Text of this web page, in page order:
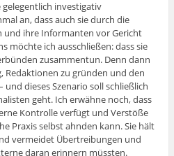
investigativ
an, dass auch sie durch die
und ihre Informanten vor Gericht
möchte ich ausschließen: dass sie
zusammentun. Denn dann
Redaktionen zu gründen und den
dieses Szenario soll schließlich
geht. Ich erwähne noch, dass
Kontrolle verfügt und Verstöße
Praxis selbst ahnden kann. Sie hält
vermeidet Übertreibungen und
daran erinnern müssten.